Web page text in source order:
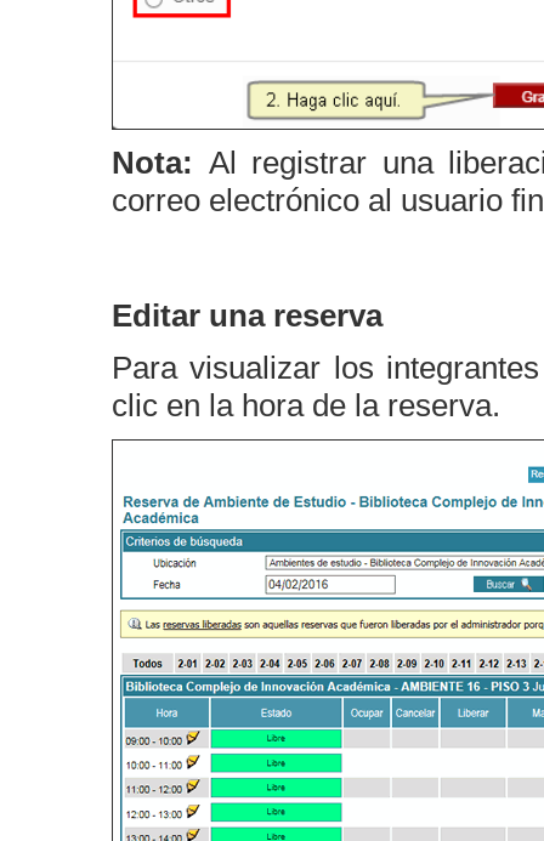
Nota: Al registrar una
correo electrónico al usuario
Editar una reserva
Para visualizar los
clic en la hora de la reserva.